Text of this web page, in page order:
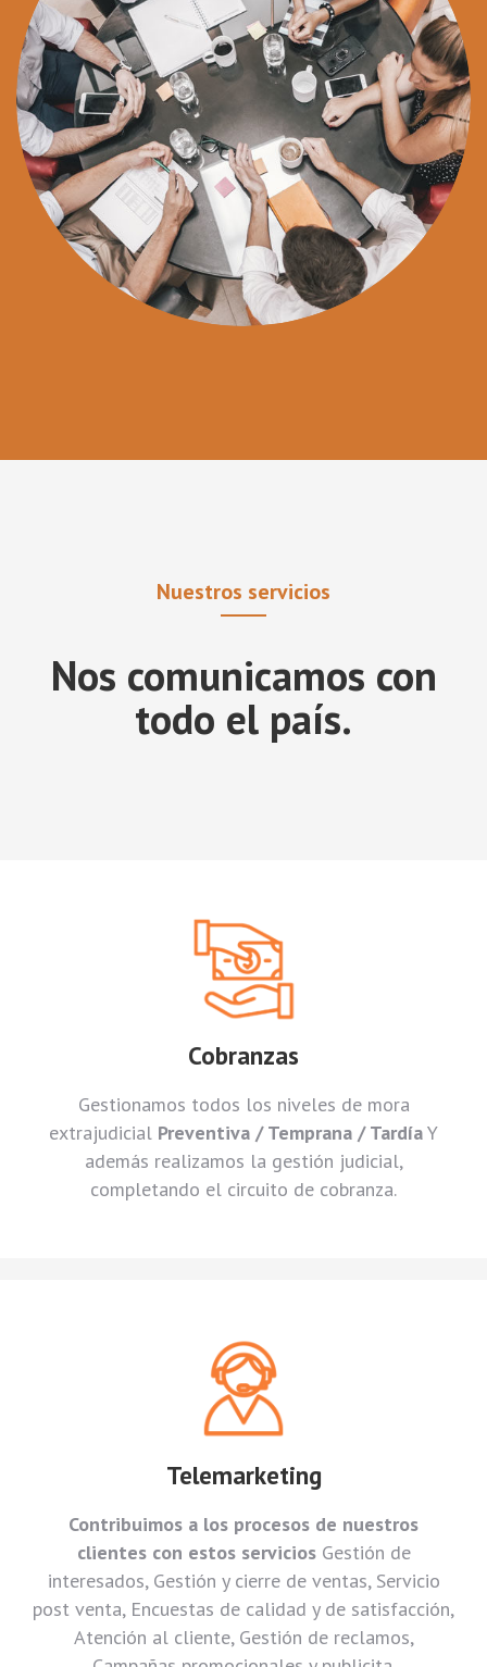
Nuestros servicios
Nos comunicamos con
todo el país.
Cobranzas
Gestionamos todos los niveles de mora
extrajudicial Preventiva / Temprana / TardíaY
además realizamos la gestión judicial,
completando el circuito de cobranza.
Telemarketing
Contribuimos a los procesos de nuestros
clientes con estos serviciosGestión de
interesados, Gestión y cierre de ventas, Servicio
post venta, Encuestas de calidad y de satisfacción,
Atención al cliente, Gestión de reclamos,